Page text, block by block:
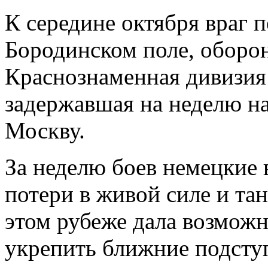
К середине октября
Бородинском поле,
Краснознаменная
задержавшая на неделю
Москву.
За неделю боев
потери в живой силе и
этом рубеже дала
укрепить ближние